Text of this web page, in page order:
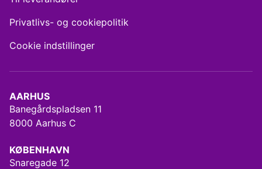
AARHUS
Banegårdspladsen 11
8000 Aarhus C
KØBENHAVN
Snaregade 12
Privatlivs- og cookiepolitik
Cookie indstillinger